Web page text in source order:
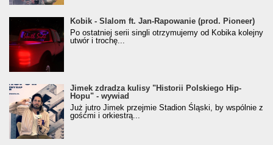
Kobik - Slalom ft. Jan-Rapowanie (prod. Pioneer)
[Official Music Visualiser]
Kobik - Slalom ft. Jan-Rapowanie (prod. Pioneer)
Po ostatniej serii singli otrzymujemy od Kobika kolejny
utwór i trochę...
Jimek zdradza kulisy "Historii Polskiego Hip-
Hopu" - wywiad
Jimek zdradza kulisy "Historii Polskiego Hip-
Hopu" - wywiad
Już jutro Jimek przejmie Stadion Śląski, by wspólnie z
gośćmi i orkiestrą...